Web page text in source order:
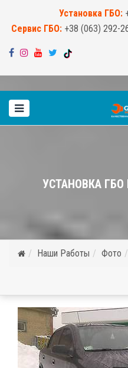
Установка ГБО:
Сервис ГБО: +38 (063) 292-
УСТАНОВКА ГБО
Наши Работы Фото